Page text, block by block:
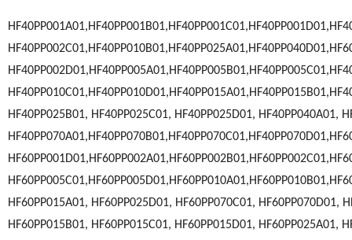
HF40PP025B01, HF40PP025C01, HF40PP025D01, HF40PP040A01,
HF60PP015A01, HF60PP025D01, HF60PP070C01, HF60PP070D01,
HF60PP015B01, HF60PP015C01, HF60PP015D01, HF60PP025A01,